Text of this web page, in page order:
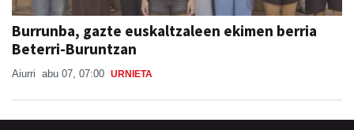
Burrunba, gazte euskaltzaleen ekimen berria
Beterri-Buruntzan
Aiurri abu 07, 07:00 URNIETA